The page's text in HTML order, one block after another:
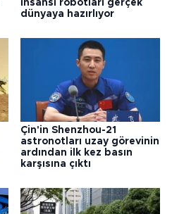
insansı robotları gerçek
dünyaya hazırlıyor
Çin'in Shenzhou-21
astronotları uzay görevinin
ardından ilk kez basın
karşısına çıktı